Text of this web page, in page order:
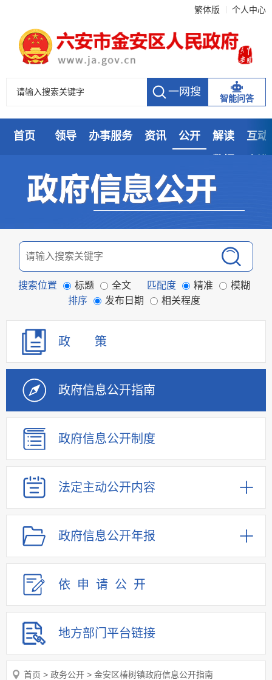
繁体版 个人中心
智能问答
首页 领导 办事服务 资讯 公开 解读
互动
搜索位置 标题 全文 匹配度 精准
模糊
排序
发布日期 相关程度
政 策
政府信息公开指南
政府信息公开制度
法定主动公开内容
政府信息公开年报
依申请 公 开
地方部门 平台链接
首页 > 政务公开 > 金安区椿树镇政府信息公开指南